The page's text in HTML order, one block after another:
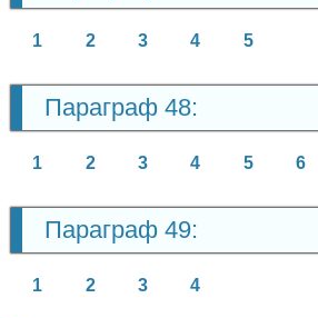
1 2 3 4 5
Параграф 48:
1 2 3 4 5 6
Параграф 49:
1 2 3 4